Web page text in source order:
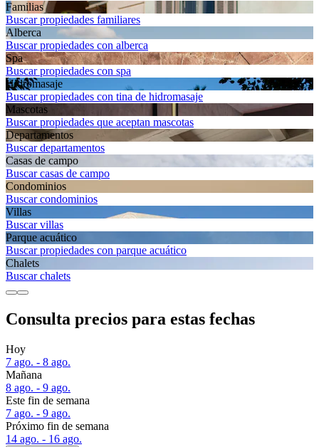
Familias
Buscar propiedades familiares
Alberca
Buscar propiedades con alberca
Spa
Buscar propiedades con spa
Hidromasaje
Buscar propiedades con tina de hidromasaje
Mascotas
Buscar propiedades que aceptan mascotas
Departa­mentos
Buscar departamentos
Casas de campo
Buscar casas de campo
Condominios
Buscar condominios
Villas
Buscar villas
Parque acuático
Buscar propiedades con parque acuático
Chalets
Buscar chalets
Consulta precios para estas fechas
Hoy
7 ago. - 8 ago.
Mañana
8 ago. - 9 ago.
Este fin de semana
7 ago. - 9 ago.
Próximo fin de semana
14 ago. - 16 ago.